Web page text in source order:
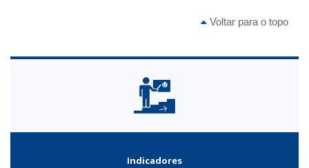
Voltar para o topo
Indicadores